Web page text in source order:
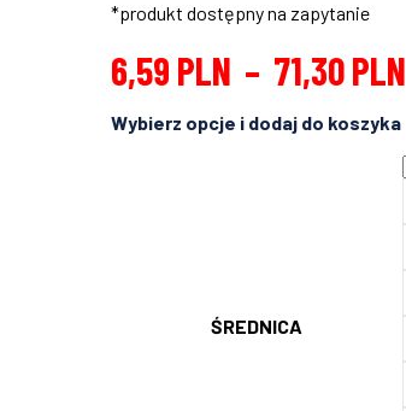
*produkt dostępny na zapytanie
6,59 PLN – 71,30PLN
ŚREDNICA